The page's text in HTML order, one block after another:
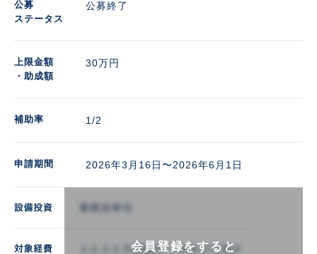
公募
ステータス
公募終了
上限金額
・助成額
30万円
補助率 1/2
申請期間 2026年3月16日〜2026年6月1日
会員登録をすると